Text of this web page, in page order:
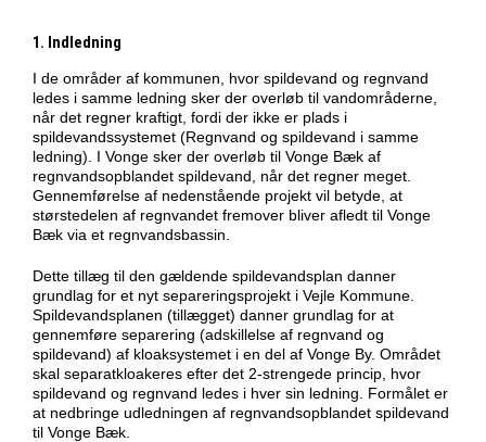
1. Indledning
I de områder af kommunen, hvor spildevand og regnvand
ledes i samme ledning sker der overløb til vandområderne,
når det regner kraftigt, fordi der ikke er plads i
spildevandssystemet (Regnvand og spildevand i samme
ledning). I Vonge sker der overløb til Vonge Bæk af
regnvandsopblandet spildevand, når det regner meget.
Gennemførelse af nedenstående projekt vil betyde, at
størstedelen af regnvandet fremover bliver afledt til Vonge
Bæk via et regnvandsbassin.
Dette tillæg til den gældende spildevandsplan danner
grundlag for et nyt separeringsprojekt i Vejle Kommune.
Spildevandsplanen (tillægget) danner grundlag for at
gennemføre separering (adskillelse af regnvand og
spildevand) af kloaksystemet i en del af Vonge By. Området
skal separatkloakeres efter det 2-strengede princip, hvor
spildevand og regnvand ledes i hver sin ledning. Formålet er
at nedbringe udledningen af regnvandsopblandet spildevand
til Vonge Bæk.